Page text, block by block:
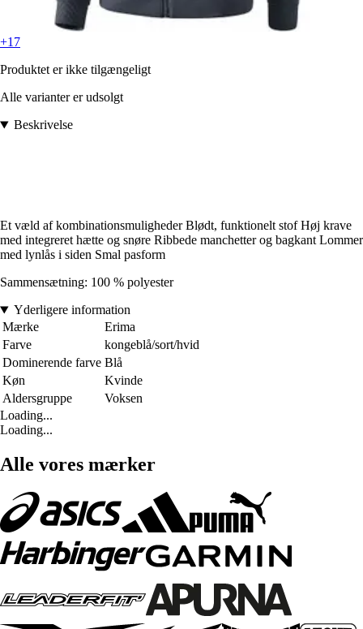
+17
Produktet er ikke tilgængeligt
Alle varianter er udsolgt
Beskrivelse
Et væld af kombinationsmuligheder Blødt, funktionelt stof Høj krave
med integreret hætte og snøre Ribbede manchetter og bagkant Lommer
med lynlås i siden Smal pasform
Sammensætning: 100 % polyester
Yderligere information
Mærke
Erima
Farve
kongeblå/sort/hvid
Dominerende farve Blå
Køn
Kvinde
Aldersgruppe
Voksen
Loading...
Loading...
Alle vores mærker